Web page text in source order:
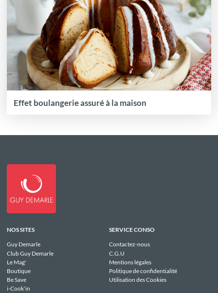
Effet boulangerie assuré à la maison
NOS SITES
Guy Demarle
Club Guy Demarle
Le Mag'
Boutique
Be Save
i-Cook'in
SERVICE CONSO
Contactez-nous
C.G.U
Mentions légales
Politique de confidentialité
Utilisation des Cookies